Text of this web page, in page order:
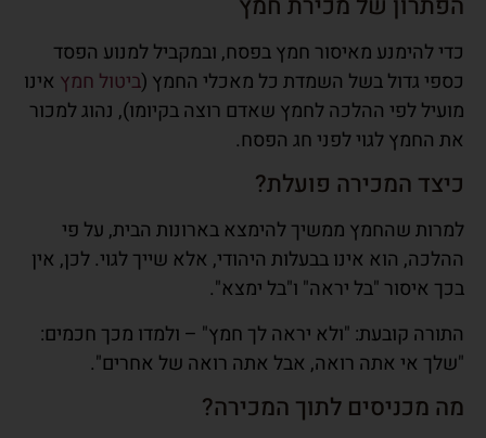
כדי להימנע מאיסור חמץ בפסח, ובמקביל למנוע הפסד
כספי גדול בשל השמדת כל מאכלי החמץ (ביטול חמץ אינו
מועיל לפי ההלכה לחמץ שאדם רוצה בקיומו), נהוגלמכור
את החמץ לגוי לפני חג הפסח.
כיצד המכירה פועלת?
למרות שהחמץ ממשיך להימצא בארונות הבית,על פי
ההלכה, הוא אינו בבעלות היהודי, אלא שייך לגוי. לכן, אין
בכך איסור "בל יראה" ו"בל ימצא".
התורה קובעת: "ולא יראה לך חמץ" – ולמדו מכך חכמים:
"שלך אי אתה רואה, אבל אתה רואה של אחרים".
מה מכניסים לתוך המכירה?